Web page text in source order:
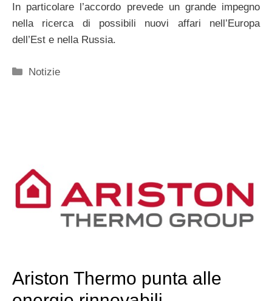
In particolare l’accordo prevede un grande impegno
nella ricerca di possibili nuovi affari nell’Europa
dell’Est e nella Russia.
Categorie
Notizie
Ariston Thermo punta alle